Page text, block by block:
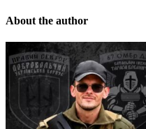
About the author